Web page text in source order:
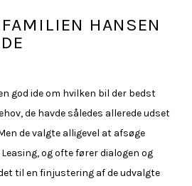
HANSEN
god ide om hvilken bil der bedst
de havde således allerede udset
de valgte alligevel at afsøge
og ofte fører dialogen og
til en finjustering af de udvalgte